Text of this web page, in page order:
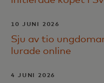
10 JUNI 2026
Sju av tio
lurade online
4 JUNI 2026